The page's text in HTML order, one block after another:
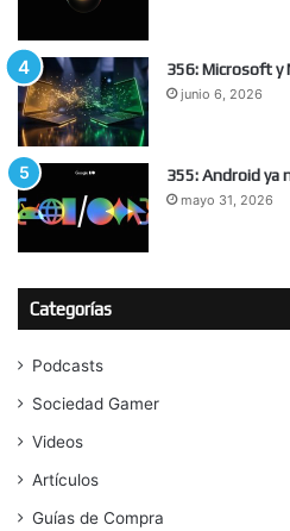
356: Microsoft y
junio 6, 2026
355: Android ya
mayo 31, 2026
Categorías
Podcasts
Sociedad Gamer
Videos
Artículos
Guías de Compra